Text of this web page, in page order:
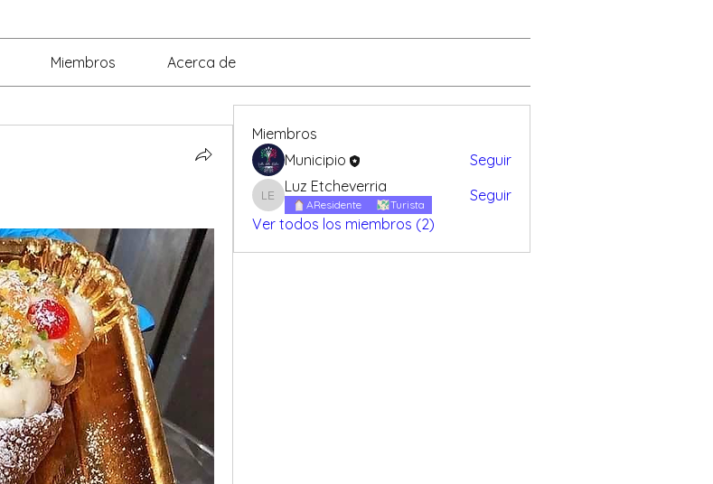
Miembros Acerca de
Miembros
Municipio
Seguir
Luz Etcheverria
Luz Etcheverria
AResidente Turista
Seguir
Ver todos los miembros (2)